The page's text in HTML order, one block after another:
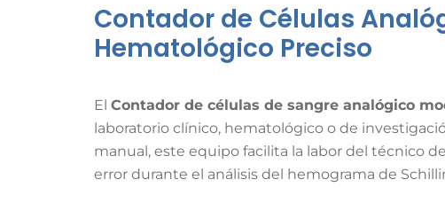
Contador de Células
Hematológico Preciso
El Contador de células de sangre analógico
laboratorio clínico, hematológico o de
manual, este equipo facilita la labor del técnico
error durante el análisis del hemograma de